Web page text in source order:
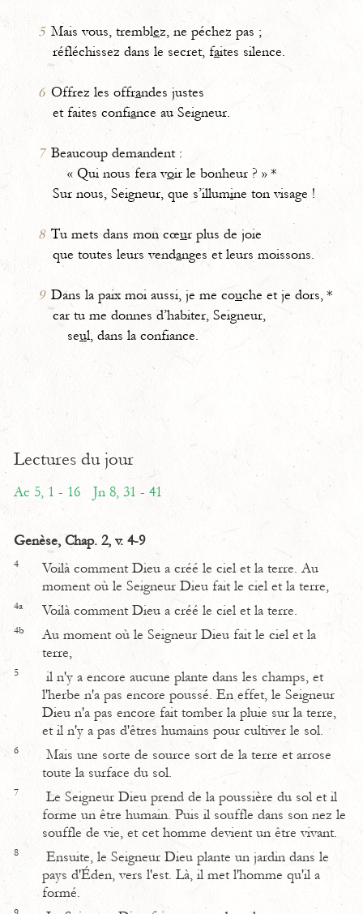
5 Mais vous, tremblez, ne péchez pas ;
réfléchissez dans le secret, faites silence.
6 Offrez les offrandes justes
et faites confiance au Seigneur.
7 Beaucoup demandent :
« Qui nous fera voir le bonheur ? » *
Sur nous, Seigneur, que s’illumine ton visage !
8 Tu mets dans mon cœur plus de joie
que toutes leurs vendanges et leurs moissons.
9 Dans la paix moi aussi, je me couche et je dors, *
car tu me donnes d’habiter, Seigneur,
seul, dans la confiance.
Lectures du jour
Ac 5, 1 - 16 Jn 8, 31 - 41
Genèse, Chap. 2, v. 4-9
4
Voilà comment Dieu a créé le ciel et la terre. Au
moment où le Seigneur Dieu fait le ciel et la terre,
4a Voilà comment Dieu a créé le ciel et la terre.
4b
Au moment où le Seigneur Dieu fait le ciel et la
terre,
5
il n'y a encore aucune plante dans les champs, et
l'herbe n'a pas encore poussé. En effet, le Seigneur
Dieu n'a pas encore fait tomber la pluie sur la terre,
et il n'y a pas d'êtres humains pour cultiver le sol.
6
Mais une sorte de source sort de la terre et arrose
toute la surface du sol.
7
Le Seigneur Dieu prend de la poussière du sol et il
forme un être humain. Puis il souffle dans son nez le
souffle de vie, et cet homme devient un être vivant.
8
Ensuite, le Seigneur Dieu plante un jardin dans le
pays d'Éden, vers l'est. Là, il met l'homme qu'il a
formé.